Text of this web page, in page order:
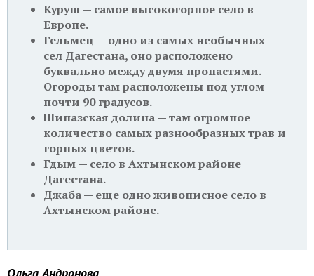
Куруш — самое высокогорное село в
Европе.
Гельмец — одно из самых необычных
сел Дагестана, оно расположено
буквально между двумя пропастями.
Огороды там расположены под углом
почти 90 градусов.
Шиназская долина — там огромное
количество самых разнообразных трав и
горных цветов.
Гдым — село в Ахтынском районе
Дагестана.
Джаба — еще одно живописное село в
Ахтынском районе.
Ольга Андронова